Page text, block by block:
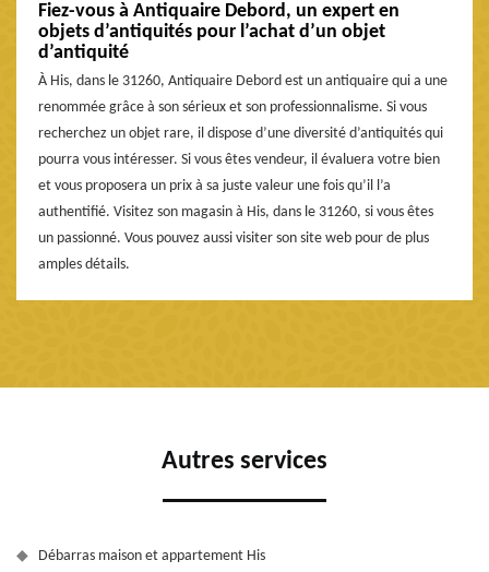
Fiez-vous à Antiquaire Debord, un expert en
objets d’antiquités pour l’achat d’un objet
d’antiquité
À His, dans le 31260, Antiquaire Debord est un antiquaire qui a une
renommée grâce à son sérieux et son professionnalisme. Si vous
recherchez un objet rare, il dispose d’une diversité d’antiquités qui
pourra vous intéresser. Si vous êtes vendeur, il évaluera votre bien
et vous proposera un prix à sa juste valeur une fois qu’il l’a
authentifié. Visitez son magasin à His, dans le 31260, si vous êtes
un passionné. Vous pouvez aussi visiter son site web pour de plus
amples détails.
Autres services
Débarras maison et appartement His